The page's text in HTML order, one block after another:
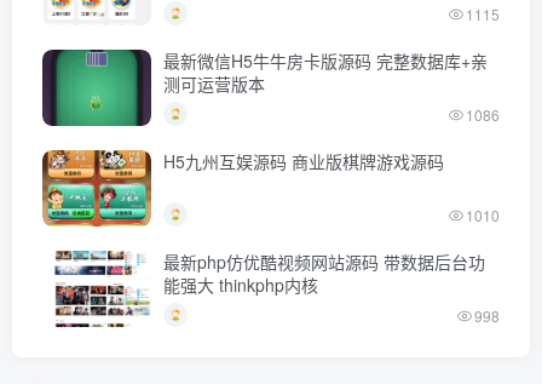
1115
最新微信H5牛牛房卡版源码 完整数据库+亲
测可运营版本
1086
H5九州互娱源码 商业版棋牌游戏源码
1010
最新php仿优酷视频网站源码 带数据后台功
能强大 thinkphp内核
998